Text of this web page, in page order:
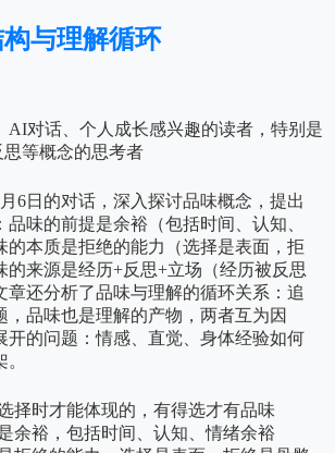
与理解循环
AI对话、个人成长感兴趣的读者，特别是
等概念的思考者
6日的对话，深入探讨品味概念，提出
味的前提是余裕（包括时间、认知、
的本质是拒绝的能力（选择是表面，拒
的来源是经历+反思+立场（经历被反思
章还分析了品味与理解的循环关系：追
，品味也是理解的产物，两者互为因
开的问题：情感、直觉、身体经验如何
择时才能体现的，有得选才有品味
余裕，包括时间、认知、情绪余裕